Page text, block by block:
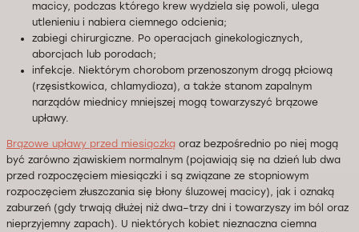
macicy, podczas którego krew wydziela się powoli, ulega
utlenieniu i nabiera ciemnego odcienia;
zabiegi chirurgiczne. Po operacjach ginekologicznych,
aborcjach lub porodach;
infekcje. Niektórym chorobom przenoszonym drogą płciową
(rzęsistkowica, chlamydioza), a także stanom zapalnym
narządów miednicy mniejszej mogą towarzyszyć brązowe
upławy.
Brązowe upławy przed miesiączką oraz bezpośrednio po niej mogą
być zarówno zjawiskiem normalnym (pojawiają się na dzień lub dwa
przed rozpoczęciem miesiączki i są związane ze stopniowym
rozpoczęciem złuszczania się błony śluzowej macicy), jak i oznaką
zaburzeń (gdy trwają dłużej niż dwa–trzy dni i towarzyszy im ból oraz
nieprzyjemny zapach). U niektórych kobiet nieznaczna ciemna